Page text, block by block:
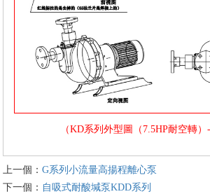
（KD系列外型圖（7.5HP耐空轉）-
上一個：G系列小流量高揚程離心泵
下一個： 自吸式耐酸堿泵KDD系列